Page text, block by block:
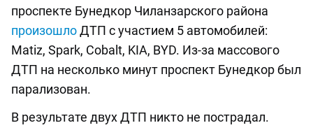
проспекте Бунедкор Чиланзарского района
произошлоДТП с участием 5 автомобилей:
Matiz, Spark, Cobalt, KIA, BYD. Из-за массового
ДТП на несколько минут проспект Бунедкор был
парализован.
В результате двух ДТП никто не пострадал.